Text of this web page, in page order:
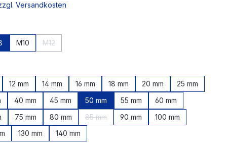
Versandkosten
M10 M12
12 mm 14 mm 16 mm 18 mm 20 mm
25 mm
40 mm 45 mm 50 mm 55 mm
60 mm
75 mm 80 mm 85 mm 90 mm
100 mm
130 mm 140 mm